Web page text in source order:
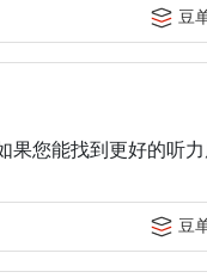
豆
您能找到更好的听力
豆